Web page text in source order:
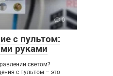
0
с пультом:
руками
светом?
с пультом – это